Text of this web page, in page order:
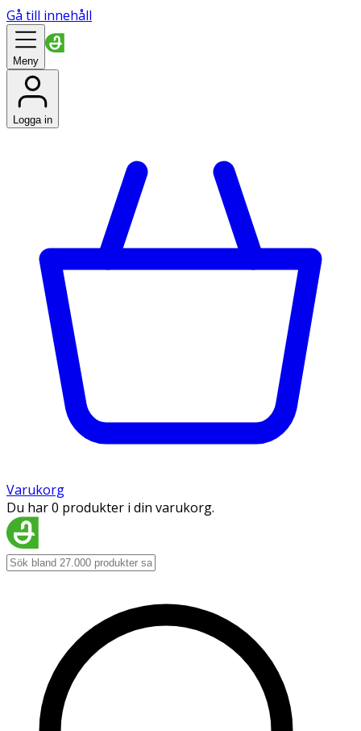
Gå till innehåll
Meny
Logga in
Varukorg
Du har 0 produkter i din varukorg.